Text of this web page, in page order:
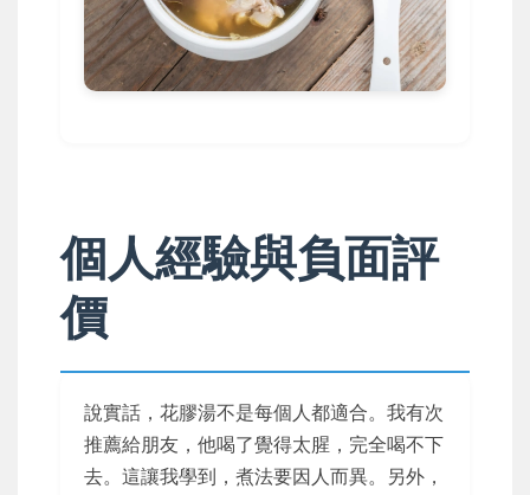
個人經驗與負面評
價
說實話，花膠湯不是每個人都適合。我有次
推薦給朋友，他喝了覺得太腥，完全喝不下
去。這讓我學到，煮法要因人而異。另外，